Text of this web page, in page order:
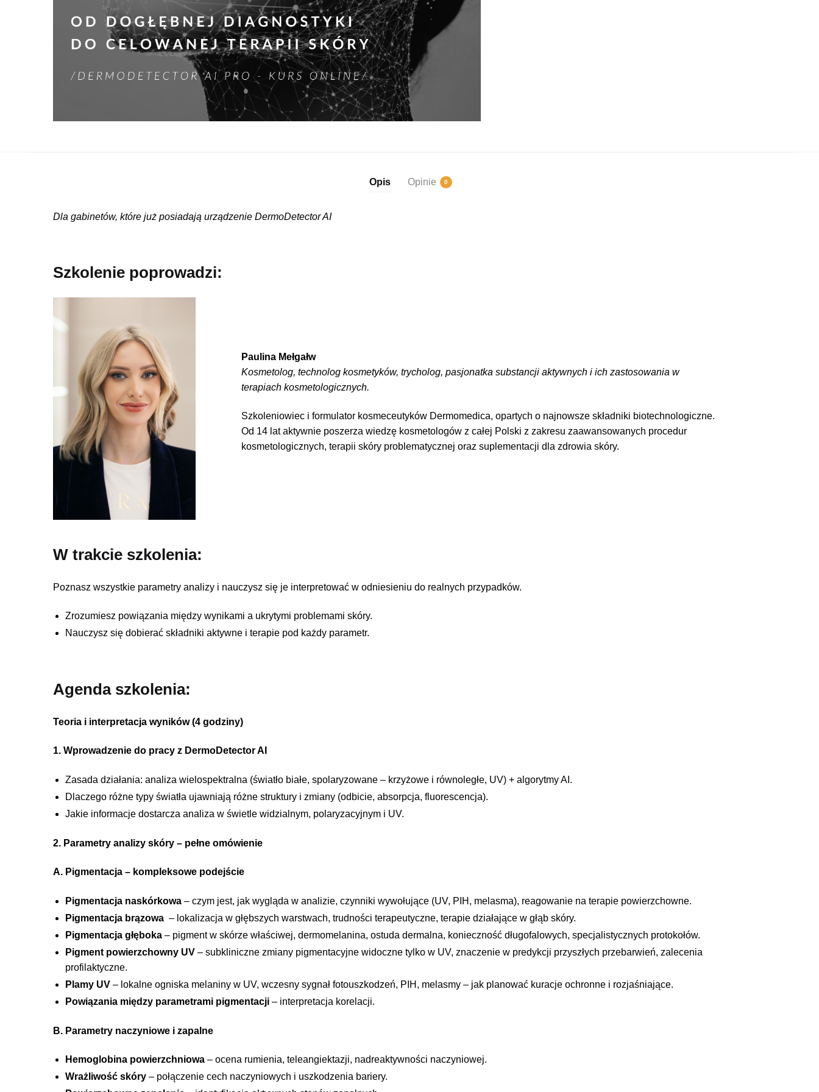
Opis Opinie 0
Dla gabinetów, które już posiadają urządzenie DermoDetector AI
Szkolenie poprowadzi:
Paulina Mełgałw
Kosmetolog, technolog kosmetyków, trycholog, pasjonatka substancji aktywnych i ich zastosowania w
terapiach kosmetologicznych.
Szkoleniowiec i formulator kosmeceutyków Dermomedica, opartych o najnowsze składniki biotechnologiczne.
Od 14 lat aktywnie poszerza wiedzę kosmetologów z całej Polski z zakresu zaawansowanych procedur
kosmetologicznych, terapii skóry problematycznej oraz suplementacji dla zdrowia skóry.
W trakcie szkolenia:
Poznasz wszystkie parametry analizy i nauczysz się je interpretować w odniesieniu do realnych przypadków.
Zrozumiesz powiązania między wynikami a ukrytymi problemami skóry.
Nauczysz się dobierać składniki aktywne i terapie pod każdy parametr.
Agenda szkolenia:
Teoria i interpretacja wyników (4 godziny)
1. Wprowadzenie do pracy z DermoDetector AI
Zasada działania: analiza wielospektralna (światło białe, spolaryzowane – krzyżowe i równoległe, UV) + algorytmy AI.
Dlaczego różne typy światła ujawniają różne struktury i zmiany (odbicie, absorpcja, fluorescencja).
Jakie informacje dostarcza analiza w świetle widzialnym, polaryzacyjnym i UV.
2. Parametry analizy skóry – pełne omówienie
A. Pigmentacja – kompleksowe podejście
Pigmentacja naskórkowa – czym jest, jak wygląda w analizie, czynniki wywołujące (UV, PIH, melasma), reagowanie na terapie powierzchowne.
Pigmentacja brązowa – lokalizacja w głębszych warstwach, trudności terapeutyczne, terapie działające w głąb skóry.
Pigmentacja głęboka – pigment w skórze właściwej, dermomelanina, ostuda dermalna, konieczność długofalowych, specjalistycznych protokołów.
Pigment powierzchowny UV – subkliniczne zmiany pigmentacyjne widoczne tylko w UV, znaczenie w predykcji przyszłych przebarwień, zalecenia
profilaktyczne.
Plamy UV – lokalne ogniska melaniny w UV, wczesny sygnał fotouszkodzeń, PIH, melasmy – jak planować kuracje ochronne i rozjaśniające.
Powiązania między parametrami pigmentacji – interpretacja korelacji.
B. Parametry naczyniowe i zapalne
Hemoglobina powierzchniowa – ocena rumienia, teleangiektazji, nadreaktywności naczyniowej.
Wrażliwość skóry – połączenie cech naczyniowych i uszkodzenia bariery.